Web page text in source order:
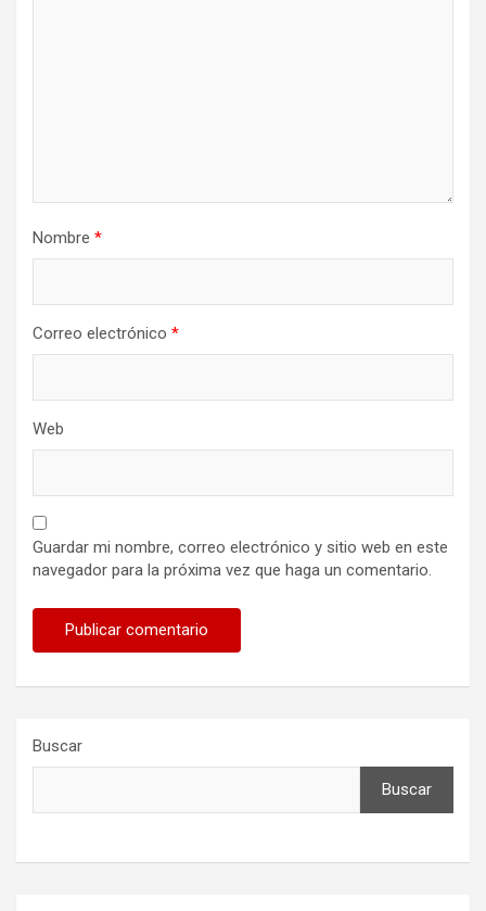
Nombre *
Correo electrónico *
Web
Guardar mi nombre, correo electrónico y sitio web en este
navegador para la próxima vez que haga un comentario.
Buscar
Buscar